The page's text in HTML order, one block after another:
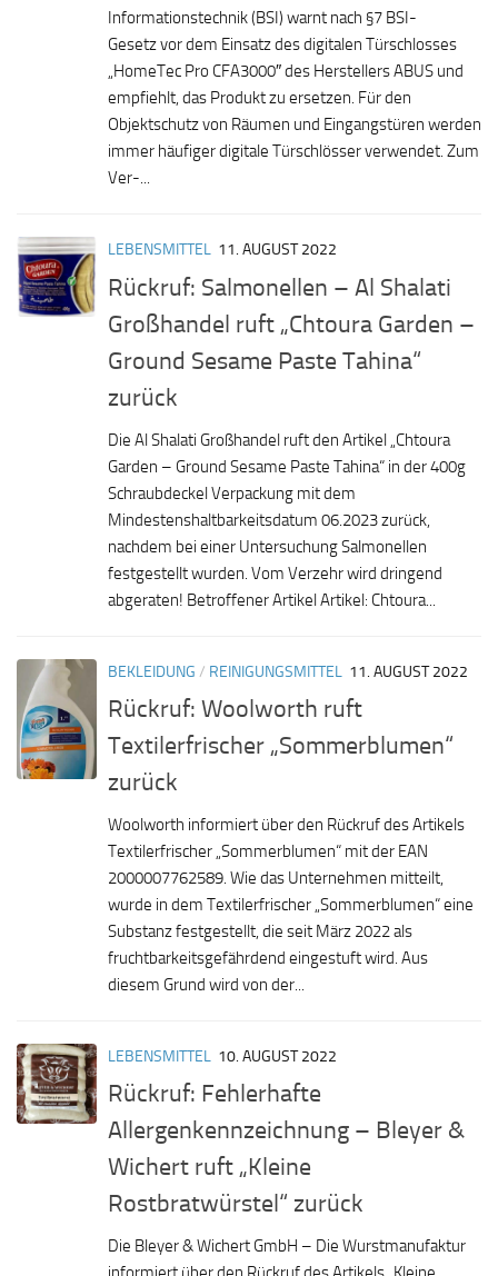
Informationstechnik (BSI) warnt nach §7 BSI-
Gesetz vor dem Einsatz des digitalen Türschlosses
„HomeTec Pro CFA3000″ des Herstellers ABUS und
empfiehlt, das Produkt zu ersetzen. Für den
Objektschutz von Räumen und Eingangstüren werden
immer häufiger digitale Türschlösser verwendet. Zum
Ver-...
LEBENSMITTEL 11. AUGUST 2022
Rückruf: Salmonellen – Al Shalati
Großhandel ruft „Chtoura Garden –
Ground Sesame Paste Tahina“
zurück
Die Al Shalati Großhandel ruft den Artikel „Chtoura
Garden – Ground Sesame Paste Tahina“ in der 400g
Schraubdeckel Verpackung mit dem
Mindestenshaltbarkeitsdatum 06.2023 zurück,
nachdem bei einer Untersuchung Salmonellen
festgestellt wurden. Vom Verzehr wird dringend
abgeraten! Betroffener Artikel Artikel: Chtoura...
BEKLEIDUNG / REINIGUNGSMITTEL 11. AUGUST 2022
Rückruf: Woolworth ruft
Textilerfrischer „Sommerblumen“
zurück
Woolworth informiert über den Rückruf des Artikels
Textilerfrischer „Sommerblumen“ mit der EAN
2000007762589. Wie das Unternehmen mitteilt,
wurde in dem Textilerfrischer „Sommerblumen“ eine
Substanz festgestellt, die seit März 2022 als
fruchtbarkeitsgefährdend eingestuft wird. Aus
diesem Grund wird von der...
LEBENSMITTEL 10. AUGUST 2022
Rückruf: Fehlerhafte
Allergenkennzeichnung – Bleyer &
Wichert ruft „Kleine
Rostbratwürstel“ zurück
Die Bleyer & Wichert GmbH – Die Wurstmanufaktur